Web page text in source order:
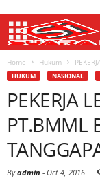
Home Hukum
HUKUM NASIONAL
PEKERJA
PT.BMML
Byadmin - Oct 4, 2016